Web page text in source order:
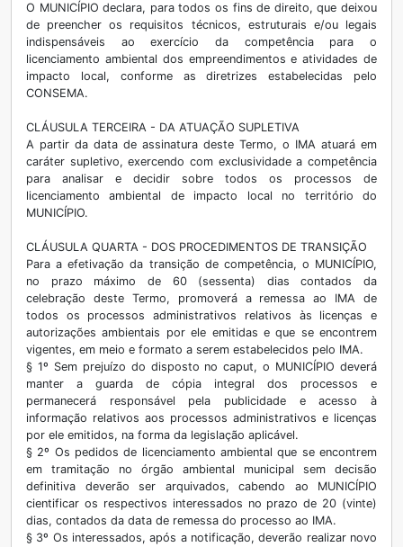
O MUNICÍPIO declara, para todos os fins de direito, que deixou
de preencher os requisitos técnicos, estruturais e/ou legais
indispensáveis ao exercício da competência para o
licenciamento ambiental dos empreendimentos e atividades de
impacto local, conforme as diretrizes estabelecidas pelo
CONSEMA.
CLÁUSULA TERCEIRA - DA ATUAÇÃO SUPLETIVA
A partir da data de assinatura deste Termo, o IMA atuará em
caráter supletivo, exercendo com exclusividade a competência
para analisar e decidir sobre todos os processos de
licenciamento ambiental de impacto local no território do
MUNICÍPIO.
CLÁUSULA QUARTA - DOS PROCEDIMENTOS DE TRANSIÇÃO
Para a efetivação da transição de competência, o MUNICÍPIO,
no prazo máximo de 60 (sessenta) dias contados da
celebração deste Termo, promoverá a remessa ao IMA de
todos os processos administrativos relativos às licenças e
autorizações ambientais por ele emitidas e que se encontrem
vigentes, em meio e formato a serem estabelecidos pelo IMA.
§ 1º Sem prejuízo do disposto no caput, o MUNICÍPIO deverá
manter a guarda de cópia integral dos processos e
permanecerá responsável pela publicidade e acesso à
informação relativos aos processos administrativos e licenças
por ele emitidos, na forma da legislação aplicável.
§ 2º Os pedidos de licenciamento ambiental que se encontrem
em tramitação no órgão ambiental municipal sem decisão
definitiva deverão ser arquivados, cabendo ao MUNICÍPIO
cientificar os respectivos interessados no prazo de 20 (vinte)
dias, contados da data de remessa do processo ao IMA.
§ 3º Os interessados, após a notificação, deverão realizar novo